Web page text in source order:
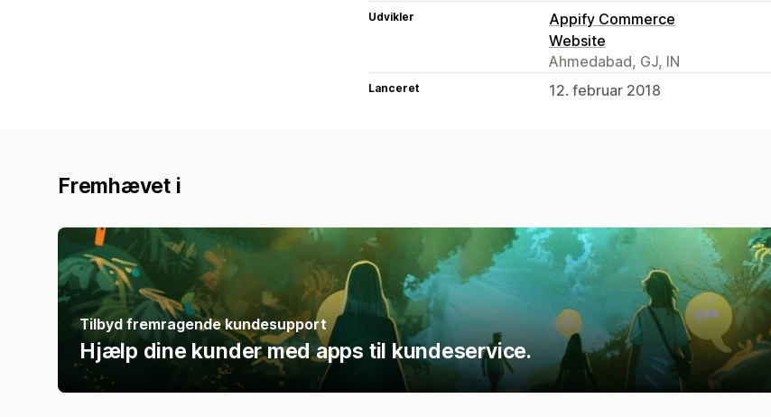
Udvikler
Appify Commerce
Website
Ahmedabad, GJ, IN
Lanceret 12. februar 2018
Fremhævet i
Tilbyd fremragende kundesupport
Hjælp dine kunder med apps til kundeservice.